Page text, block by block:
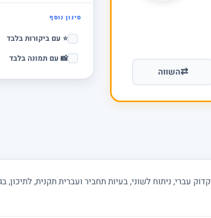
סינון נוסף
⭐ עם ביקורות בלבד
📸 עם תמונה בלבד
⇄השווה
ניתוח לשוני, בעיות תחביר ועברית תקנית, לתיכון,